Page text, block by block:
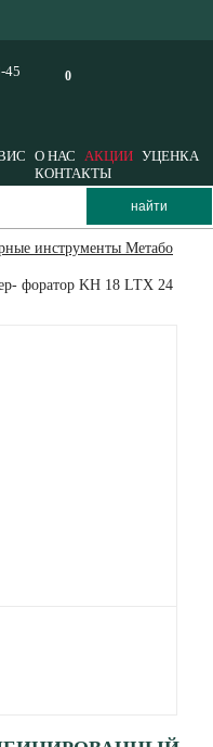
0
45
О НАС АКЦИИ УЦЕНКА
КОНТАКТЫ
инструменты Метабо
форатор KH 18 LTX 24